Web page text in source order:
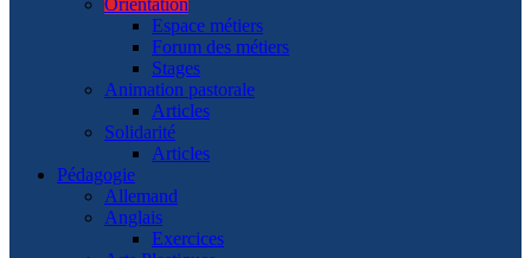
Orientation
Espace métiers
Forum des métiers
Stages
Animation pastorale
Articles
Solidarité
Articles
Pédagogie
Allemand
Anglais
Exercices